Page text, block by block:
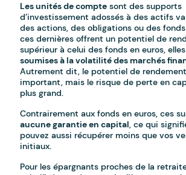
Les unités de compte sont des supports
d’investissement adossés à des actifs
des actions, des obligations ou des
ces dernières offrent un potentiel de
supérieur à celui des fonds en euros,
soumises à la volatilité des marchés
Autrement dit, le potentiel de
important, mais le risque de perte en
plus grand.
Contrairement aux fonds en euros, ces
aucune garantie en capital, ce qui
pouvez aussi récupérer moins que vos
initiaux.
Pour les épargnants proches de la